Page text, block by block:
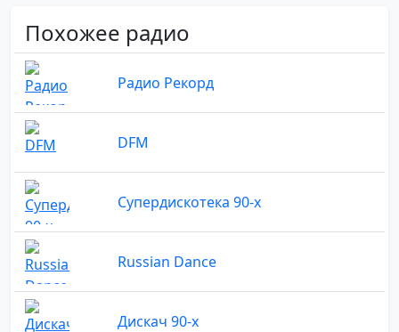
Похожее радио
Радио Рекорд
DFM
Супердискотека 90-х
Russian Dance
Дискач 90-х